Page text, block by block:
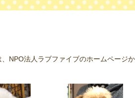
NPO法人ラブファイブのホームページ